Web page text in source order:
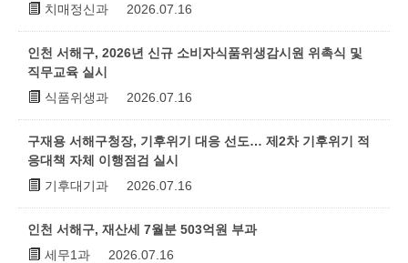
치매정신과
2026.07.16
인천 서해구, 2026년 신규 소비자식품위생감시원 위촉식 및
직무교육 실시
식품위생과
2026.07.16
구재용 서해구청장, 기후위기 대응 선도… 제2차 기후위기 적
응대책 자체 이행점검 실시
기후대기과
2026.07.16
인천 서해구, 재산세 7월분 503억원 부과
세무1과
2026.07.16